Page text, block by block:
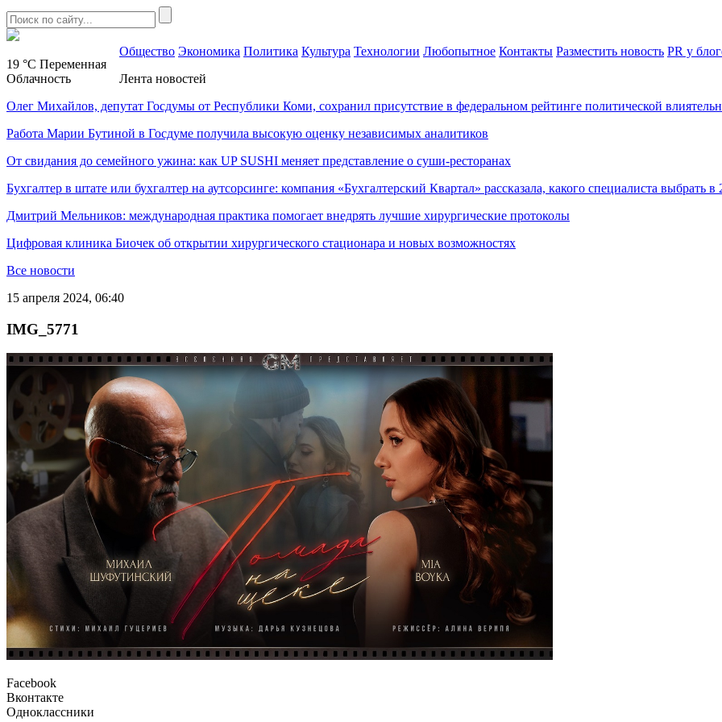
19 °C Переменная
Облачность
Общество Экономика Политика Культура Технологии Любопытное Контакты Разместить новость PR у
Лента новостей
Олег Михайлов, депутат Госдумы от Республики Коми, сохранил присутствие в федеральном рейтинге политической
Работа Марии Бутиной в Госдуме получила высокую оценку независимых аналитиков
От свидания до семейного ужина: как UP SUSHI меняет представление о суши-ресторанах
Бухгалтер в штате или бухгалтер на аутсорсинге: компания «Бухгалтерский Квартал» рассказала, какого специалиста выбрать в
Дмитрий Мельников: международная практика помогает внедрять лучшие хирургические протоколы
Цифровая клиника Биочек об открытии хирургического стационара и новых возможностях
Все новости
15 апреля 2024, 06:40
IMG_5771
Facebook
Вконтакте
Одноклассники